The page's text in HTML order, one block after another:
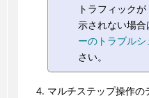
トラフィック
示されない場合
ーのトラブル
さい。
マルチステップ操作